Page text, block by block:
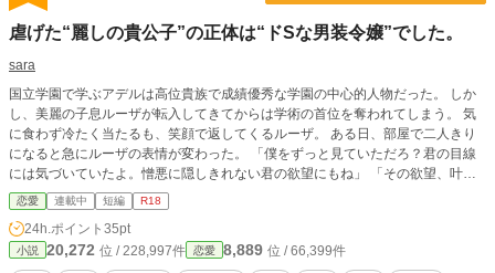
虐げた“麗しの貴公子”の正体は“ドSな男装令嬢”でした。
sara
国立学園で学ぶアデルは高位貴族で成績優秀な学園の中心的人物だった。 しか
し、美麗の子息ルーザが転入してきてからは学術の首位を奪われてしまう。 気
に食わず冷たく当たるも、笑顔で返してくるルーザ。 ある日、部屋で二人きり
になると急にルーザの表情が変わった。 「僕をずっと見ていただろ？君の目線
には気づいていたよ。憎悪に隠しきれない君の欲望にもね」 「その欲望、叶え
てあげようか？」 豹変したルーザに拘束され、誰にも言えないような内容の報
復を受けることになる。 何故、ルーザは男装をしているのか。 どんな理由で王
都の学園までやってきたのか。 アデルはルーザの謎に迫っていく。
恋愛 連載中 短編 R18
24h.ポイント 35pt
小説 20,272 位 / 228,997件 恋愛 8,889 位 / 66,399件